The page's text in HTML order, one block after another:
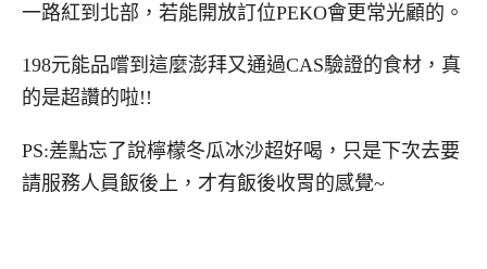
一路紅到北部，若能開放訂位PEKO會更常光顧的。
198元能品嚐到這麼澎拜又通過CAS驗證的食材，真
的是超讚的啦!!
PS:差點忘了說檸檬冬瓜冰沙超好喝，只是下次去要
請服務人員飯後上，才有飯後收胃的感覺~